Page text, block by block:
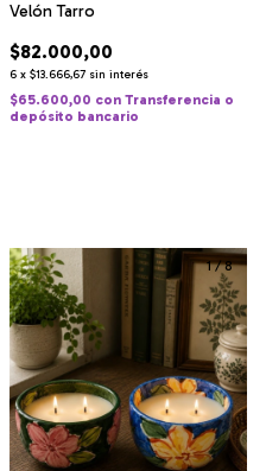
Velón Tarro
$82.000,00
6 x $13.666,67 sin interés
$65.600,00 con Transferencia o
depósito bancario
1/8